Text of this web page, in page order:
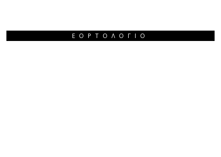
ΕΟΡΤΟΛΌΓΙΟ